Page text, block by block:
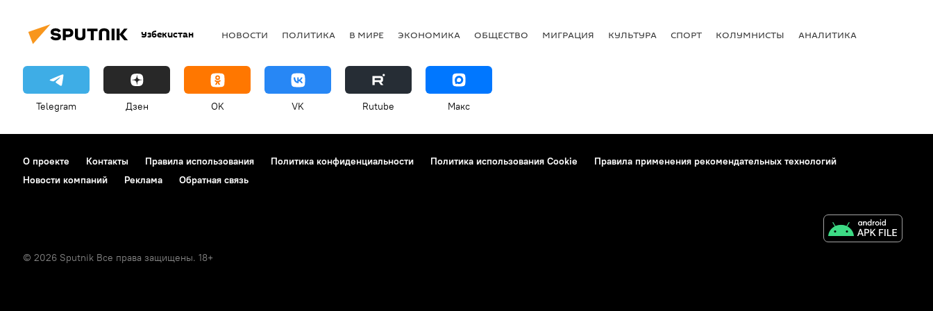
Узбекистан НОВОСТИ ПОЛИТИКА В МИРЕ ЭКОНОМИКА ОБЩЕСТВО МИГРАЦИЯ КУЛЬТУРА СПОРТ КОЛУМНИСТЫ АНАЛИТИКА
Telegram Дзен OK VK Rutube Макс
О проекте Контакты Правила использования Политика конфиденциальности Политика использования Cookie
Правила применения рекомендательных технологий
Новости компаний
Реклама Обратная связь
© 2026 Sputnik Все права защищены. 18+